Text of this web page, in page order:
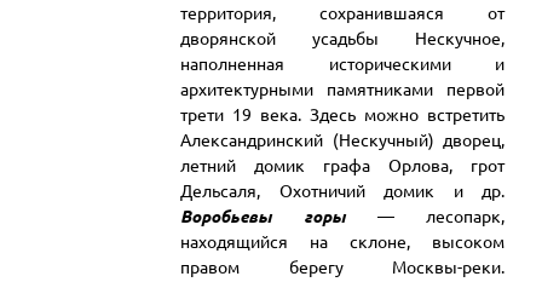
территория, сохранившаяся от
дворянской усадьбы Нескучное,
наполненная историческими и
архитектурными памятниками первой
трети 19 века. Здесь можно встретить
Александринский (Нескучный) дворец,
летний домик графа Орлова, грот
Дельсаля, Охотничий домик и др.
Воробьевы горы— лесопарк,
находящийся на склоне, высоком
правом берегу Москвы-реки.